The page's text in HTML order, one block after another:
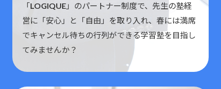
「LOGIQUE」のパートナー制度で、先生の塾経
営に「安心」と「自由」を取り入れ、春には満席
でキャンセル待ちの行列ができる学習塾を目指し
てみませんか？